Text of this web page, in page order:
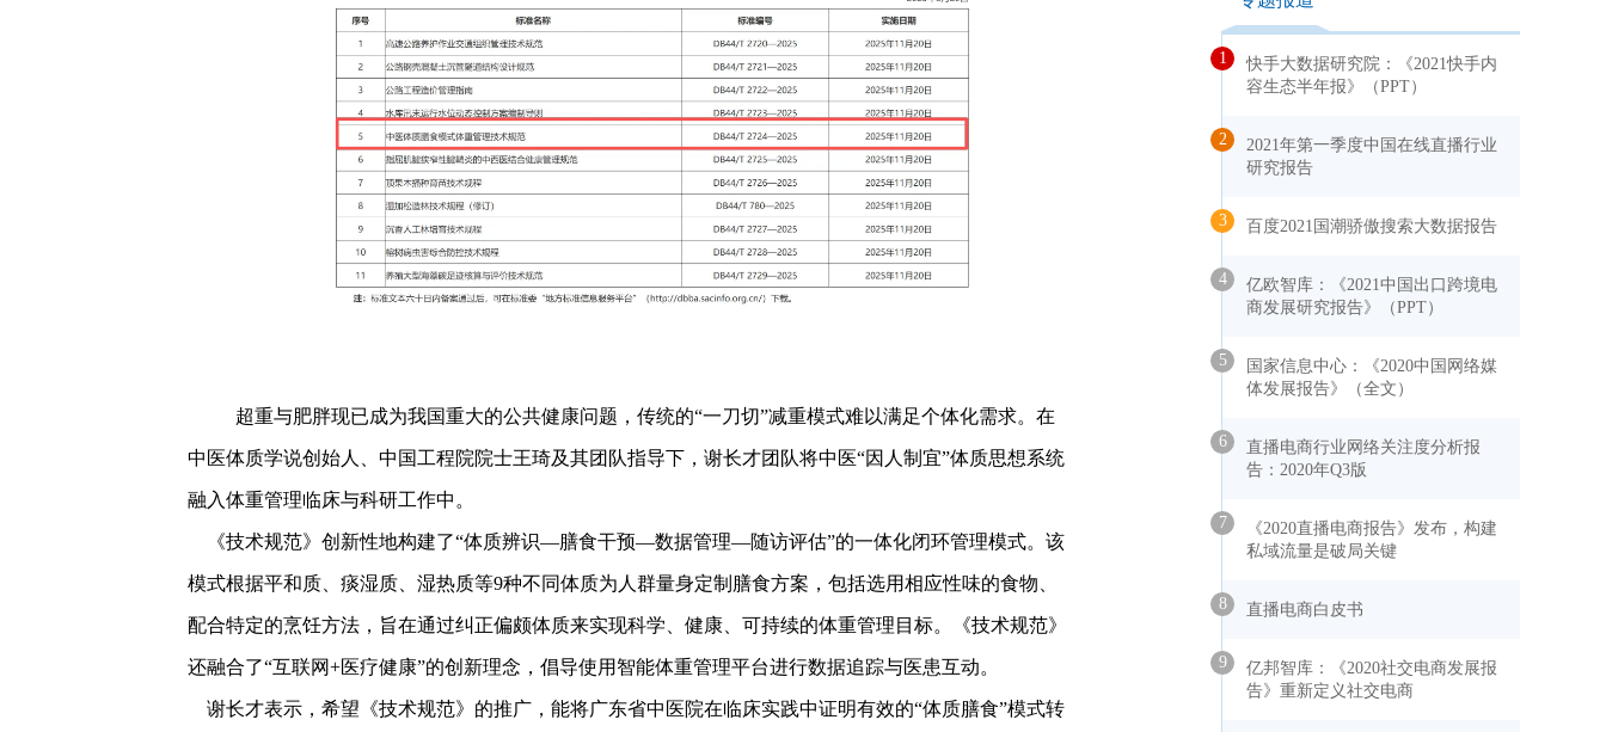
超重与肥胖现已成为我国重大的公共健康问题，传统的“一刀切”减重模式难以满足个体化需求。在
中医体质学说创始人、中国工程院院士王琦及其团队指导下，谢长才团队将中医“因人制宜”体质思想系统
融入体重管理临床与科研工作中。
《技术规范》创新性地构建了“体质辨识—膳食干预—数据管理—随访评估”的一体化闭环管理模式。该
模式根据平和质、痰湿质、湿热质等9种不同体质为人群量身定制膳食方案，包括选用相应性味的食物、
配合特定的烹饪方法，旨在通过纠正偏颇体质来实现科学、健康、可持续的体重管理目标。《技术规范》
还融合了“互联网+医疗健康”的创新理念，倡导使用智能体重管理平台进行数据追踪与医患互动。
谢长才表示，希望《技术规范》的推广，能将广东省中医院在临床实践中证明有效的“体质膳食”模式转
1
快手大数据研究院：《2021快手内
容生态半年报》（PPT）
2
2021年第一季度中国在线直播行业
研究报告
3 百度2021国潮骄傲搜索大数据报告
4
亿欧智库：《2021中国出口跨境电
商发展研究报告》（PPT）
5
国家信息中心：《2020中国网络媒
体发展报告》（全文）
6
直播电商行业网络关注度分析报
告：2020年Q3版
7
《2020直播电商报告》发布，构建
私域流量是破局关键
8 直播电商白皮书
9
亿邦智库：《2020社交电商发展报
告》重新定义社交电商